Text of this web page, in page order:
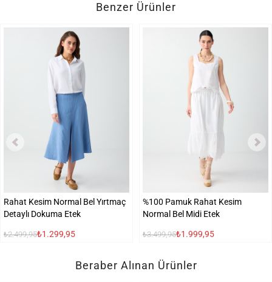
Benzer Ürünler
Rahat Kesim Normal Bel Yırtmaç
Detaylı Dokuma Etek
₺2.499,95₺1.299,95
%100 Pamuk Rahat Kesim
Normal Bel Midi Etek
₺3.499,95₺1.999,95
Beraber Alınan Ürünler